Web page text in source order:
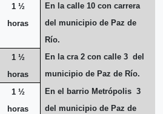
1 ½
horas
En la calle 10 con carrera
del municipio de Paz de
Río.
1 ½
horas
En la cra 2 con calle 3 del
municipio de Paz de Río.
1 ½
horas
En el barrio Metrópolis 3
del municipio de Paz de